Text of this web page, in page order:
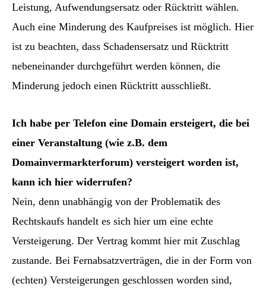
Leistung, Aufwendungsersatz oder Rücktritt wählen.
Auch eine Minderung des Kaufpreises ist möglich. Hier
ist zu beachten, dass Schadensersatz und Rücktritt
nebeneinander durchgeführt werden können, die
Minderung jedoch einen Rücktritt ausschließt.
Ich habe per Telefon eine Domain ersteigert, die bei
einer Veranstaltung (wie z.B. dem
Domainvermarkterforum) versteigert worden ist,
kann ich hier widerrufen?
Nein, denn unabhängig von der Problematik des
Rechtskaufs handelt es sich hier um eine echte
Versteigerung. Der Vertrag kommt hier mit Zuschlag
zustande. Bei Fernabsatzverträgen, die in der Form von
(echten) Versteigerungen geschlossen worden sind,